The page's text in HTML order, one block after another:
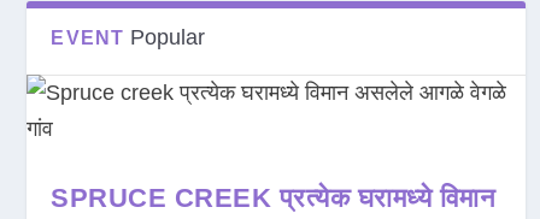
EVENT Popular
SPRUCE CREEK प्रत्येक घरामध्ये विमान